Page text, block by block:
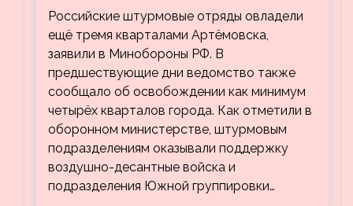
заявили об освобождении ещё трёх
кварталов Артёмовска
Российские штурмовые отряды овладели
ещё тремя кварталами Артёмовска,
заявили в Минобороны РФ. В
предшествующие дни ведомство также
сообщало об освобождении как минимум
четырёх кварталов города. Как отметили в
оборонном министерстве, штурмовым
подразделениям оказывали поддержку
воздушно-десантные войска и
подразделения Южной группировки…